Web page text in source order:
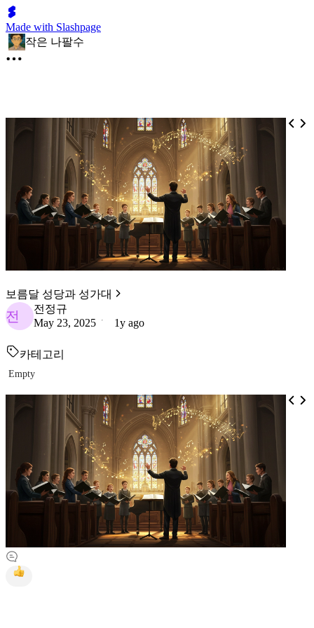
Made with Slashpage
작은 나팔수
보름달 성당과 성가대
전
전정규
May 23, 2025
1y ago
카테고리
Empty